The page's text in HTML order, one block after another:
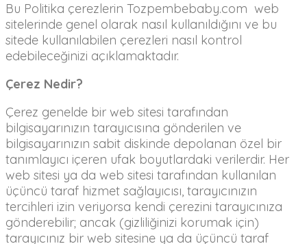
Bu Politika çerezlerin Tozpembebaby.com web
sitelerinde genel olarak nasıl kullanıldığını ve bu
sitede kullanılabilen çerezleri nasıl kontrol
edebileceğinizi açıklamaktadır.
Çerez Nedir?
Çerez genelde bir web sitesi tarafından
bilgisayarınızın tarayıcısına gönderilen ve
bilgisayarınızın sabit diskinde depolanan özel bir
tanımlayıcı içeren ufak boyutlardaki verilerdir. Her
web sitesi ya da web sitesi tarafından kullanılan
üçüncü taraf hizmet sağlayıcısı, tarayıcınızın
tercihleri izin veriyorsa kendi çerezini tarayıcınıza
gönderebilir; ancak (gizliliğinizi korumak için)
tarayıcınız bir web sitesine ya da üçüncü taraf